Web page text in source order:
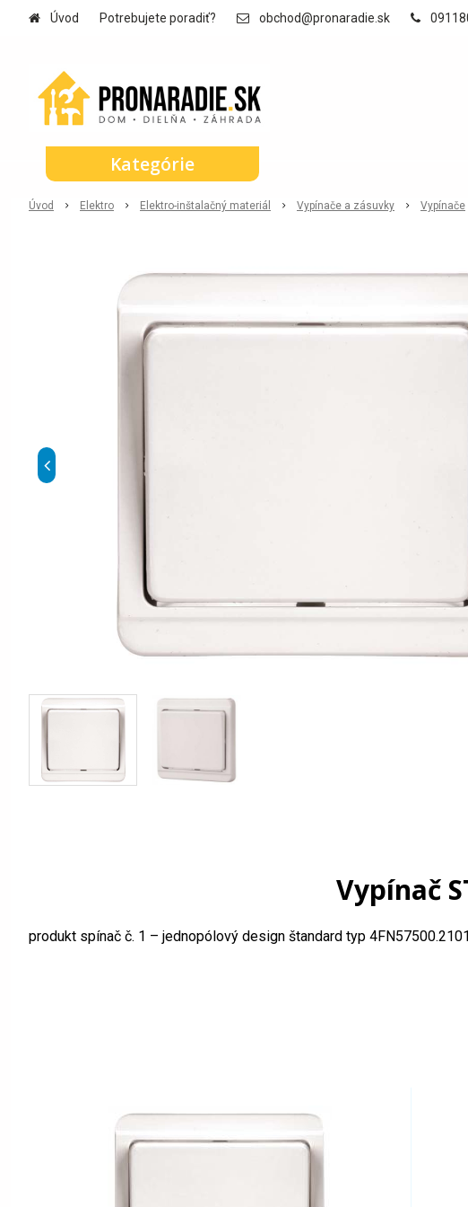
Úvod Potrebujete poradiť? obchod@pronaradie.sk
Úvod Elektro Elektro-inštalačný materiál Vypínače a zásuvky Vypínače
Vypínač
produkt spínač č. 1 – jednopólový design štandard typ
Kategórie